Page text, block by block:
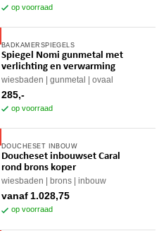
deop voorraad
BADKAMERSPIEGELS
Spiegel Nomi gunmetal met
verlichting en verwarming
wiesbaden gunmetal ovaal
285,-
op voorraad
DOUCHESET INBOUW
Doucheset inbouwset Caral
rond brons koper
wiesbaden brons inbouw
vanaf 1.028,75
op voorraad
Dit
product
heeft
meerdere
variaties.